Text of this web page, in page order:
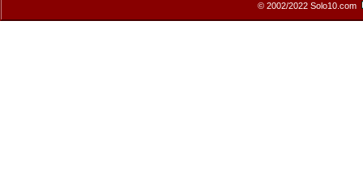
© 2002/2022 Solo10.com